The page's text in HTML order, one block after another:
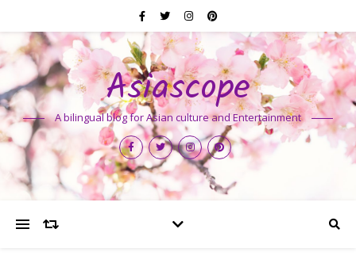
Asiascope
A bilingual blog for Asian culture and Entertainment